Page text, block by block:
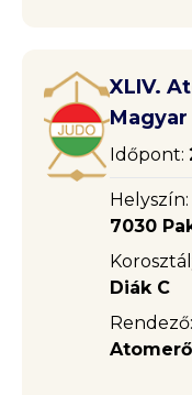
XLIV.
Magyar
Időpont:
Helyszín:
7030
Diák C
Rendező: